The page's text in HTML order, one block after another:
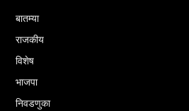
बातम्या
राजकीय
विशेष
भाजपा
निवडणुका